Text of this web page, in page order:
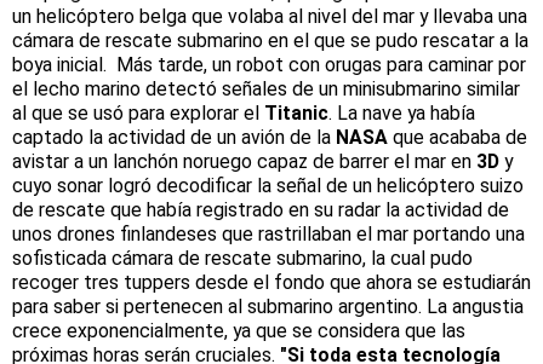
un helicóptero belga que volaba al nivel del mar y llevaba una
cámara de rescate submarino en el que se pudo rescatar a la
boya inicial. Más tarde, un robot con orugas para caminar por
el lecho marino detectó señales de un minisubmarino similar
al que se usó para explorar el Titanic. La nave ya había
captado la actividad de un avión de la NASA que acababa de
avistar a un lanchón noruego capaz de barrer el mar en 3D y
cuyo sonar logró decodificar la señal de un helicóptero suizo
de rescate que había registrado en su radar la actividad de
unos drones finlandeses que rastrillaban el mar portando una
sofisticada cámara de rescate submarino, la cual pudo
recoger tres tuppers desde el fondo que ahora se estudiarán
para saber si pertenecen al submarino argentino. La angustia
crece exponencialmente, ya que se considera que las
próximas horas serán cruciales. "Si toda esta tecnología